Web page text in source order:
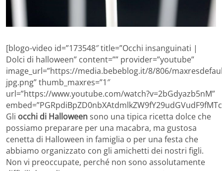
[blogo-video id=”173548″ title=”Occhi insanguinati |
Dolci di halloween” content=”” provider=”youtube”
image_url=”https://media.bebeblog.it/8/806/
jpg.png” thumb_maxres=”1″
url=”https://www.youtube.com/watch?v=2bGdyazb5nM”
Gli occhi di Halloweensono una tipica ricetta dolce che
possiamo preparare per una macabra, ma gustosa
cenetta di Halloween in famiglia o per una festa che
abbiamo organizzato con gli amichetti dei nostri figli.
Non vi preoccupate, perché non sono assolutamente